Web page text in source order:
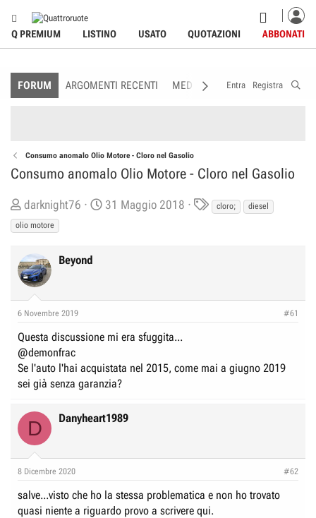
Q PREMIUM LISTINO USATO QUOTAZIONI ABBONATI
FORUM ARGOMENTI RECENTI MEDIA MEMBRI
Entra Registra
Consumo anomalo Olio Motore - Cloro nel Gasolio
Consumo anomalo Olio Motore - Cloro nel Gasolio
C
r
a
t
o
D
i
s
c
s
i
o
n
e
darknight76
D
i
o
31 Maggio 2018
Tcloro;
diesel
olio motore
Beyond
6 Novembre 2019 #61
Questa discussione mi era sfuggita...
@demonfrac
Se l'auto l'hai acquistata nel 2015, come mai a giugno 2019
sei già senza garanzia?
D Danyheart1989
8 Dicembre 2020 #62
salve...visto che ho la stessa problematica e non ho trovato
quasi niente a riguardo provo a scrivere qui.